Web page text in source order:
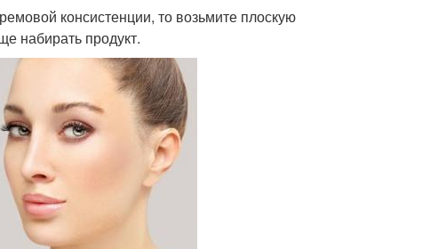
консистенции, то возьмите плоскую
набирать продукт.